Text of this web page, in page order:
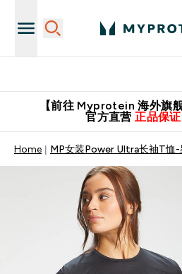
【前往 Myprotein 海外旗舰
官方直营 正品保证
Home MP女装Power Ultra长袖T恤-